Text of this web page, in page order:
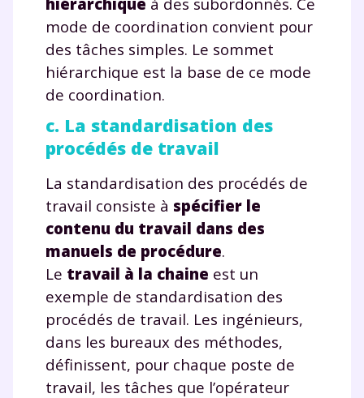
mode de coordination convient pour
des tâches simples. Le sommet
hiérarchique est la base de ce mode
de coordination.
c. La standardisation des
procédés de travail
La standardisation des procédés de
travail consiste à spécifier le
contenu du travail dans des
manuels de procédure.
Le travail à la chaine est un
exemple de standardisation des
procédés de travail. Les ingénieurs,
dans les bureaux des méthodes,
définissent, pour chaque poste de
travail, les tâches que l’opérateur